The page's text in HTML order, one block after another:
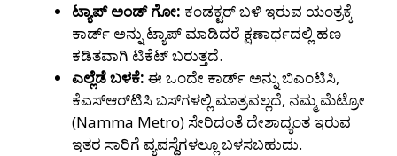
ಟ್ಯಾಪ್ ಅಂಡ್ ಗೋ: ಕಂಡಕ್ಟರ್ ಬಳಿ ಇರುವ ಯಂತ್ರಕ್ಕೆ
ಕಾರ್ಡ್ ಅನ್ನು ಟ್ಯಾಪ್ ಮಾಡಿದರೆ ಕ್ಷಣಾರ್ಧದಲ್ಲಿ ಹಣ
ಕಡಿತವಾಗಿ ಟಿಕೆಟ್ ಬರುತ್ತದೆ.
ಎಲ್ಲೆಡೆ ಬಳಕೆ: ಈ ಒಂದೇ ಕಾರ್ಡ್ ಅನ್ನು ಬಿಎಂಟಿಸಿ,
ಕೆಎಸ್‌ಆರ್‌ಟಿಸಿ ಬಸ್‌ಗಳಲ್ಲಿ ಮಾತ್ರವಲ್ಲದೆ, ನಮ್ಮ ಮೆಟ್ರೋ
(Namma Metro) ಸೇರಿದಂತೆ ದೇಶಾದ್ಯಂತ ಇರುವ
ಇತರ ಸಾರಿಗೆ ವ್ಯವಸ್ಥೆಗಳಲ್ಲೂ ಬಳಸಬಹುದು.